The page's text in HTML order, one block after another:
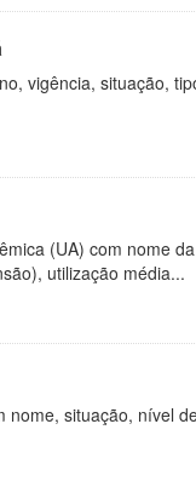
vigência, situação,
(UA) com nome
utilização média...
situação, nível